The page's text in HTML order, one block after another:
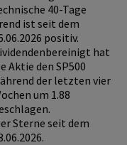
40-Tage
ist seit dem
positiv.
hat
Aktie den SP500
der letzten vier
um 1.88
Sterne seit dem